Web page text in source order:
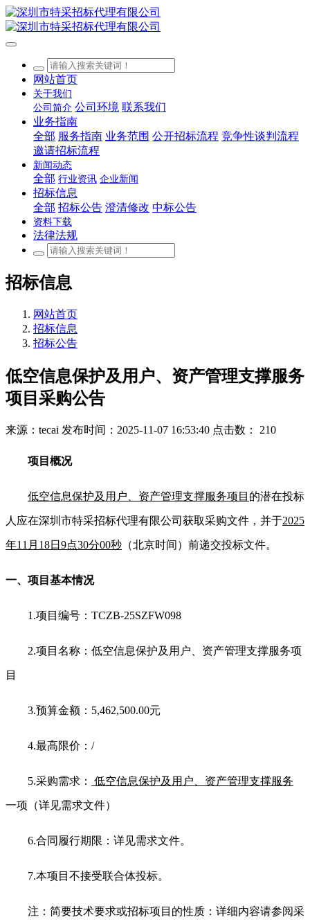
网站首页
关于我们
公司简介 公司环境 联系我们
业务指南
全部 服务指南 业务范围 公开招标流程 竞争性谈判流程
邀请招标流程
新闻动态
全部 行业资讯 企业新闻
招标信息
全部 招标公告 澄清修改 中标公告
资料下载
法律法规
招标信息
网站首页
招标信息
招标公告
低空信息保护及用户、资产管理支撑服务
项目采购公告
来源：tecai 发布时间：2025-11-07 16:53:40 点击数： 210
项目概况
低空信息保护及用户、资产管理支撑服务项目 的潜在投标
人应在深圳市特采招标代理有限公司获取采购文件，并于2025
年11月18日9点30分00秒 （北京时间）前递交投标文件。
一、项目基本情况
1.项目编号：TCZB-25SZFW098
2.项目名称：低空信息保护及用户、资产管理支撑服务项
目
3.预算金额：5,462,500.00元
4.最高限价：/
5.采购需求： 低空信息保护及用户、资产管理支撑服务
一项（详见需求文件）
6.合同履行期限：详见需求文件。
7.本项目不接受联合体投标。
注：简要技术要求或招标项目的性质：详细内容请参阅采